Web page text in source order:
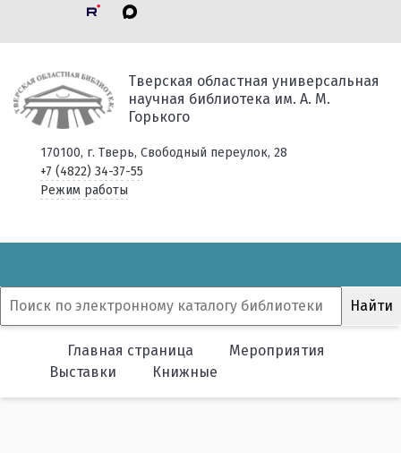
Тверская областная универсальная
научная библиотека им. А. М.
Горького
170100, г. Тверь, Свободный переулок, 28
+7 (4822) 34-37-55
Режим работы
Главная страница
Мероприятия
Выставки
Книжные